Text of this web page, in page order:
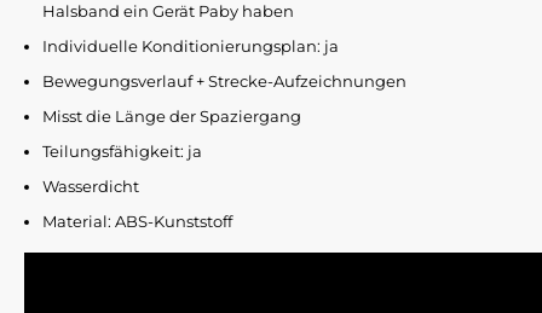
Halsband ein Gerät Paby haben
Individuelle Konditionierungsplan: ja
Bewegungsverlauf + Strecke-Aufzeichnungen
Misst die Länge der Spaziergang
Teilungsfähigkeit: ja
Wasserdicht
Material: ABS-Kunststoff